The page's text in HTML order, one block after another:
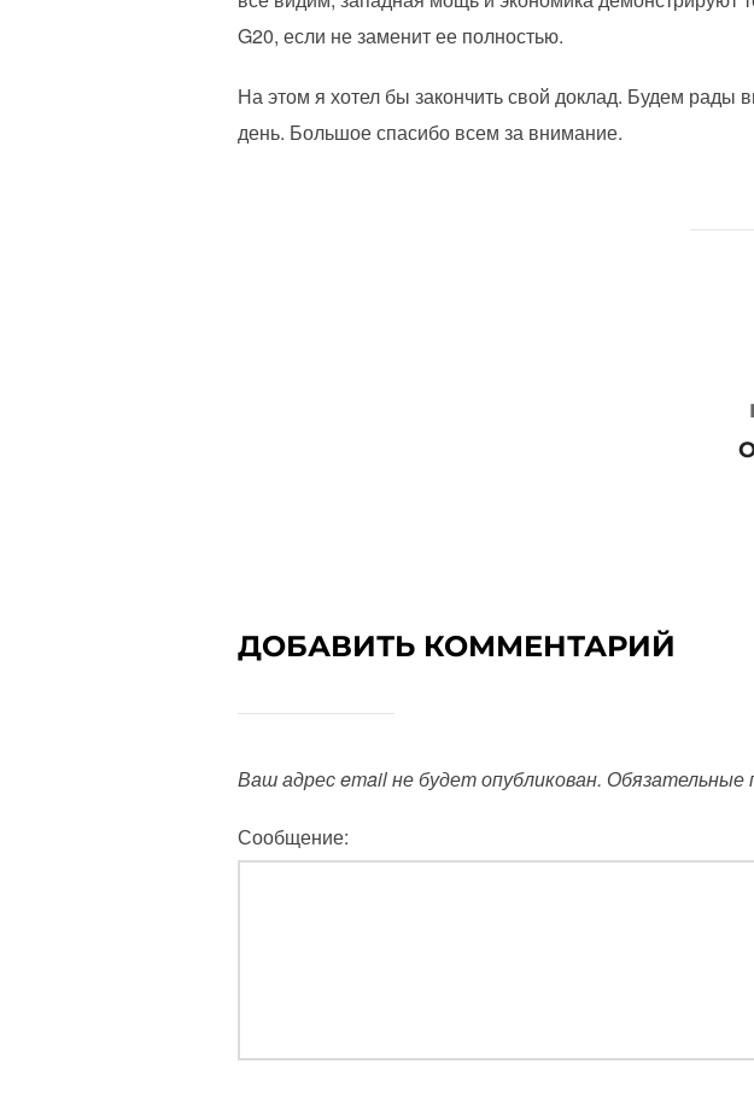
G20, если не заменит ее полностью.
На этом я хотел бы закончить свой доклад. Будем
день. Большое спасибо всем за внимание.
ДОБАВИТЬ КОММЕНТАРИЙ
Ваш адрес email не будет опубликован. Обязательные
Сообщение: